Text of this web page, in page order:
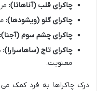
چاکرای قلب (آناهاتا):
چاکرای گلو (ویشودها):
چاکرای چشم سوم (آجنا):
چاکرای تاج (ساهاسرارا):
معنویت.
درک چاکراها به فرد کمک